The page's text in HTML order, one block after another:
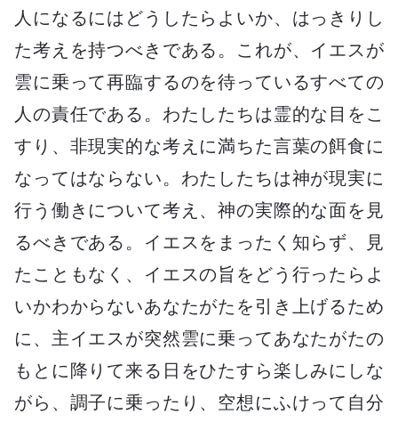
人になるにはどうしたらよいか、はっきりし
た考えを持つべきである。これが、イエスが
雲に乗って再臨するのを待っているすべての
人の責任である。わたしたちは霊的な目をこ
すり、非現実的な考えに満ちた言葉の餌食に
なってはならない。わたしたちは神が現実に
行う働きについて考え、神の実際的な面を見
るべきである。イエスをまったく知らず、見
たこともなく、イエスの旨をどう行ったらよ
いかわからないあなたがたを引き上げるため
に、主イエスが突然雲に乗ってあなたがたの
もとに降りて来る日をひたすら楽しみにしな
がら、調子に乗ったり、空想にふけって自分